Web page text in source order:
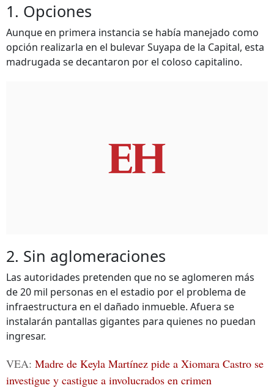
1. Opciones
Aunque en primera instancia se había manejado como
opción realizarla en el bulevar Suyapa de la Capital, esta
madrugada se decantaron por el coloso capitalino.
2. Sin aglomeraciones
Las autoridades pretenden que no se aglomeren más
de 20 mil personas en el estadio por el problema de
infraestructura en el dañado inmueble. Afuera se
instalarán pantallas gigantes para quienes no puedan
ingresar.
VEA: Madre de Keyla Martínez pide a Xiomara Castro se
investigue y castigue a involucrados en crimen